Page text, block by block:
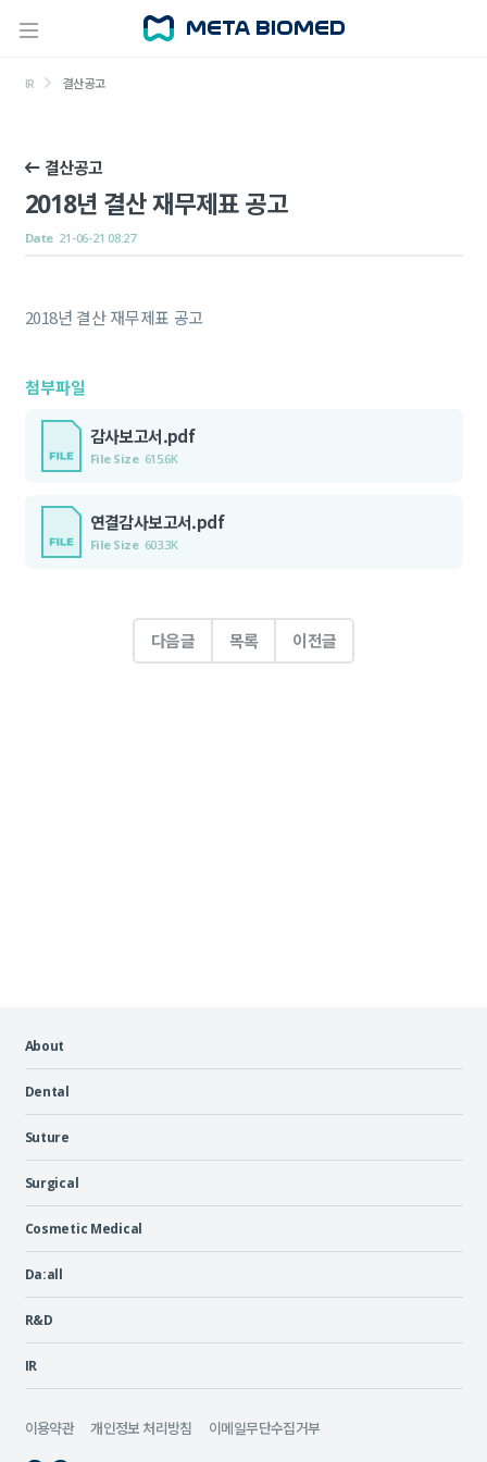
IR 결산공고
결산공고
2018년 결산 재무제표 공고
Date 21-06-21 08:27
2018년 결산 재무제표 공고
첨부파일
감사보고서.pdf
File Size 615.6K
연결감사보고서.pdf
File Size 603.3K
다음글 목록 이전글
About
Dental
Suture
Surgical
Cosmetic Medical
Da:all
R&D
IR
이용약관 개인정보 처리방침 이메일무단수집거부